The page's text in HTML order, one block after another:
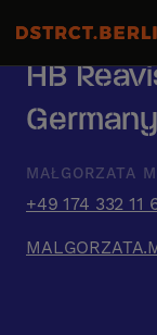
HB
Germany
MAŁGORZATA
+49 174 332 11